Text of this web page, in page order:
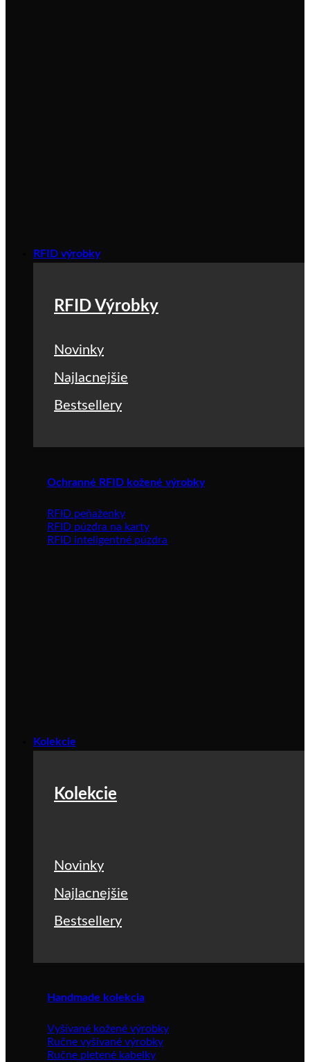
RFID výrobky
RFID Výrobky
Novinky
Najlacnejšie
Bestsellery
Ochranné RFID kožené výrobky
RFID peňaženky
RFID púzdra na karty
RFID inteligentné púzdra
Kolekcie
Kolekcie
Novinky
Najlacnejšie
Bestsellery
Handmade kolekcia
Vyšívané kožené výrobky
Ručne vyšívané výrobky
Ručne pletené kabelky